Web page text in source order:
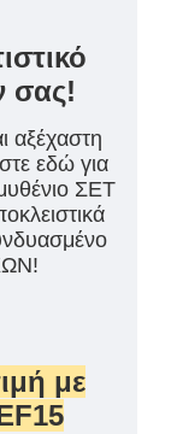
σας!
αξέχαστη
εδώ για
ΣΕΤ
με